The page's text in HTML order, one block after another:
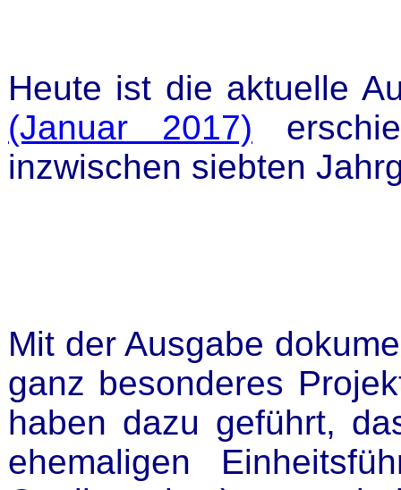
Heute ist die aktuelle
(Januar 2017)
inzwischen siebten
Mit der Ausgabe
ganz besonderes
haben dazu geführt,
ehemaligen